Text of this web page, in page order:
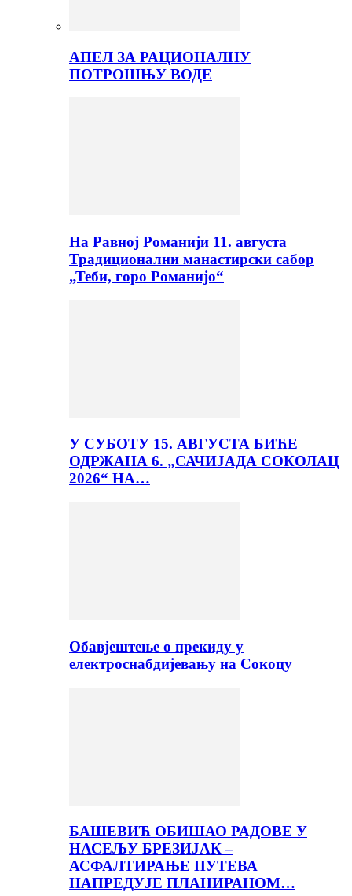
АПЕЛ ЗА РАЦИОНАЛНУ
ПОТРОШЊУ ВОДЕ
На Равној Романији 11. августа
Традиционални манастирски сабор
„Теби, горо Романијо“
У СУБОТУ 15. АВГУСТА БИЋЕ
ОДРЖАНА 6. „САЧИЈАДА СОКОЛАЦ
2026“ НА…
Обавјештење о прекиду у
електроснабдијевању на Сокоцу
БАШЕВИЋ ОБИШАО РАДОВЕ У
НАСЕЉУ БРЕЗИЈАК –
АСФАЛТИРАЊЕ ПУТЕВА
НАПРЕДУЈЕ ПЛАНИРАНОМ…